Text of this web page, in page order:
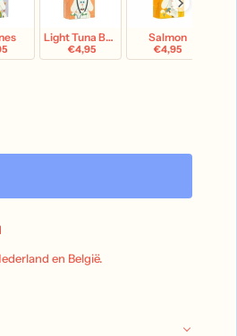
Light Tuna Belly
€4,95
Salmon
€4,95
en België.